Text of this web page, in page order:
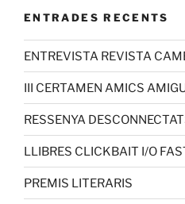
ENTRADES RECENTS
ENTREVISTA REVISTA
III CERTAMEN AMICS
RESSENYA
LLIBRES CLICKBAIT I/O
PREMIS LITERARIS